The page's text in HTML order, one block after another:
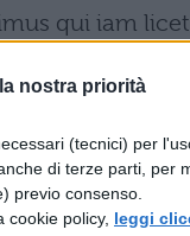
nostra priorità
(tecnici) per
di terze parti, per
previo consenso.
cookie policy, leggi
qui iam
da
a me in